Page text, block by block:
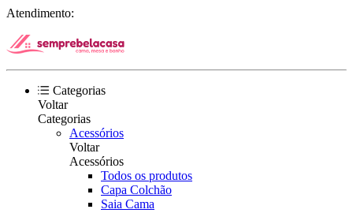
Atendimento:
Categorias
Voltar
Categorias
Acessórios
Voltar
Acessórios
Todos os produtos
Capa Colchão
Saia Cama